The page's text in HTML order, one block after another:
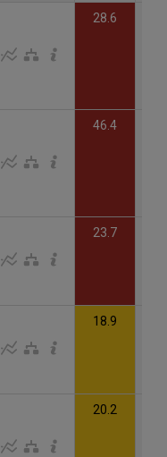
28.6
46.4
23.7
18.9
20.2